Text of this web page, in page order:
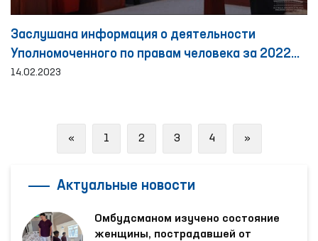
Заслушана информация о деятельности
Уполномоченного по правам человека за 2022
год
14.02.2023
«Previous
1 2 3 4 »Next
Актуальные новости
Омбудсманом изучено состояние
женщины, пострадавшей от